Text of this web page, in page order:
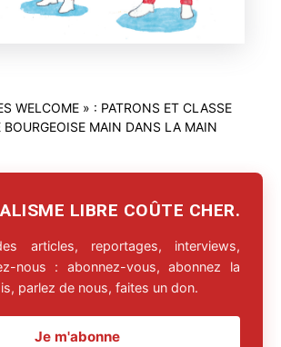
LIBRE COÛTE CHER.
articles, reportages, interviews,
nous : abonnez-vous, abonnez la
parlez de nous, faites un don.
Je m'abonne